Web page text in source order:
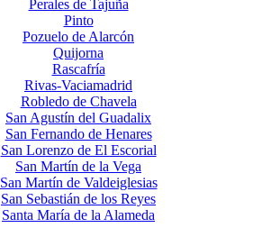
Perales de Tajuña
Pinto
Pozuelo de Alarcón
Quijorna
Rascafría
Rivas-Vaciamadrid
Robledo de Chavela
San Agustín del Guadalix
San Fernando de Henares
San Lorenzo de El Escorial
San Martín de la Vega
San Martín de Valdeiglesias
San Sebastián de los Reyes
Santa María de la Alameda